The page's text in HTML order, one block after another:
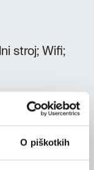
O piškotkih
stroj; Wifi;